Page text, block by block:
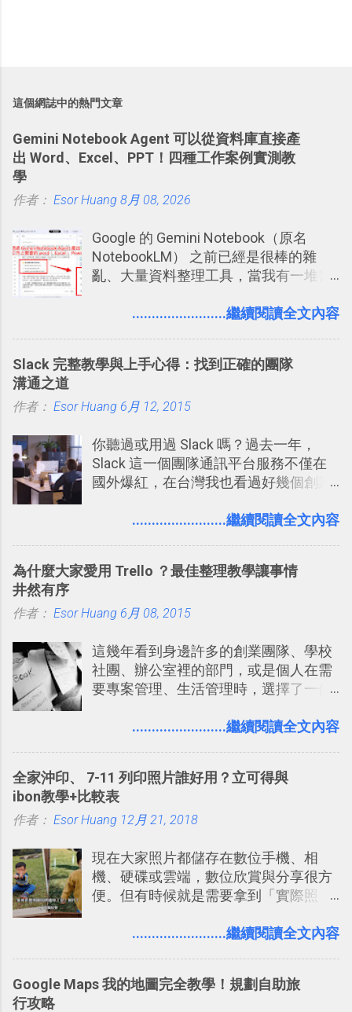
這個網誌中的熱門文章
Gemini Notebook Agent 可以從資料庫直接產
出 Word、Excel、PPT！四種工作案例實測教
學
作者： Esor Huang 8月 08, 2026
Google 的 Gemini Notebook（原名
NotebookLM） 之前已經是很棒的雜
亂、大量資料整理工具，當我有一堆需
量格式不一的混亂工作文件需要彙整，
Codex 這樣的 AI 工作作進階處理。
........................繼續閱讀全文內容
Slack 完整教學與上手心得：找到正確的團隊
溝通之道
作者： Esor Huang 6月 12, 2015
你聽過或用過 Slack 嗎？過去一年，
Slack 這一個團隊通訊平台服務不僅在
國外爆紅，在台灣我也看過好幾個創業
理，到底 Slack 有什麼魅力？它是不是
有機會在一個專案合作中使用了 Slack
點： 1. 「 很有趣 」： Slack 裡擁有跟
聊天打屁、傳送有趣影音圖文的功能。
2. 「 有效率 」：但是 Slack 的頻道、群
組機制讓茶水間的聊天，不會干擾工作
事可以從聊天中記錄重點。 3. 「 有彈性
的軟體則讓同事可以在任何地方和公司
保持聯繫。 如果你需要中文版的同類平
台，可以參考： JANDI 高效率團隊通訊
戶 。 2017/3 新增 ： Sortd for Slack：
改造 Slack 討論串介面變成專案任務排
程看板
........................繼續閱讀全文內容
為什麼大家愛用 Trello ？最佳整理教學讓事情
井然有序
作者： Esor Huang 6月 08, 2015
這幾年看到身邊許多的創業團隊、學校
社團、辦公室裡的部門，或是個人在需
要專案管理、生活管理時，選擇了一個
一個什麼樣的管理工具，讓這麼多人都
念」的管理教學文章： 把 Evernote 當
作 Trello！ Kanbanote 筆記看板管理法
Google Drive 變身 Trello ！幫雲端硬碟
著 Trello ，卻還沒有在電腦玩物上寫過
一篇完整的介紹！雖然錯過了幾年前第
一時間推薦 Trello 的時機，但在這段時
澱自己的使用方法，歸納出「 為什麼值
學。 2015/6/13 新增： 免費專案管理軟
........................繼續閱讀全文內容
全家沖印、 7-11 列印照片誰好用？立可得與
ibon教學+比較表
作者： Esor Huang 12月 21, 2018
現在大家照片都儲存在數位手機、相
機、硬碟或雲端，數位欣賞與分享很方
便。但有時候就是需要拿到「實際照
要製作家庭相框 用照片來當小禮物 把照
片？而且最好能不花時間、立即拿到、
........................繼續閱讀全文內容
Google Maps 我的地圖完全教學！規劃自助旅
行攻略